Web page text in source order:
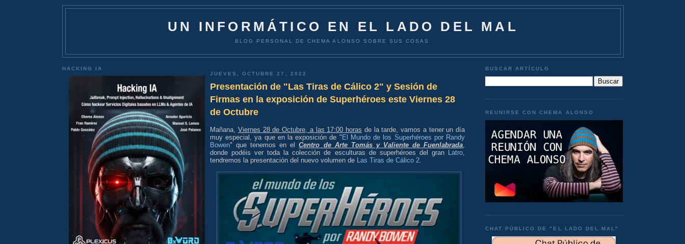
UN INFORMÁTICO EN EL LADO DEL MAL
BLOG PERSONAL DE CHEMA ALONSO SOBRE SUS COSAS.
HACKING IA
JUEVES, OCTUBRE 27, 2022
Presentación de "Las Tiras de Cálico 2" y Sesión de
Firmas en la exposición de Superhéroes este Viernes 28
de Octubre
Mañana, Viernes 28 de Octubre, a las 17:00 horas de la tarde, vamos a tener un día
muy especial, ya que en la exposición de " El Mundo de los Superhéroes por Randy
Bowen" que tenemos en elCentro de Arte Tomás y Valiente de Fuenlabrada
donde podéis ver toda la colección de esculturas de superhéroes del gran
Latro
tendremos la presentación del nuevo volumen de
Las Tiras de Cálico 2
BUSCAR ARTÍCULO
REUNIRSE CON CHEMA ALONSO
CHAT PÚBLICO DE "EL LADO DEL MAL"